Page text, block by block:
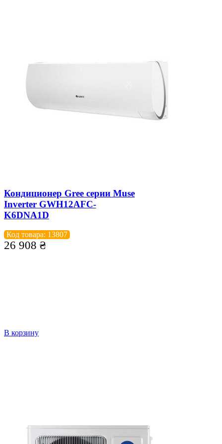
Кондиционер Gree серии Muse
Inverter GWH12AFC-
K6DNA1D
Код товара: 13807
26 908 ₴
В корзину